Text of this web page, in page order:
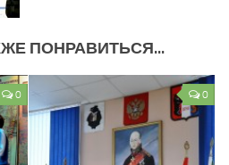
ПОНРАВИТЬСЯ...
0 0